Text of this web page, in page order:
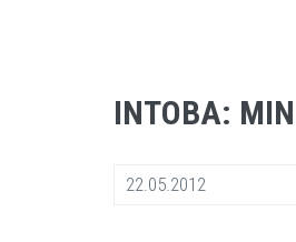
INTOBA:
22.05.2012